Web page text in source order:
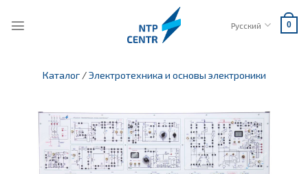
Русский 0
Каталог /Электротехника и основы электроники